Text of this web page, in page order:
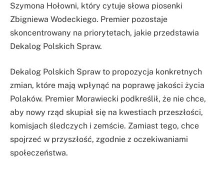
Szymona Hołowni, który cytuje słowa piosenki
Zbigniewa Wodeckiego. Premier pozostaje
skoncentrowany na priorytetach, jakie przedstawia
Dekalog Polskich Spraw.
Dekalog Polskich Spraw to propozycja konkretnych
zmian, które mają wpłynąć na poprawę jakości życia
Polaków. Premier Morawiecki podkreślił, że nie chce,
aby nowy rząd skupiał się na kwestiach przeszłości,
komisjach śledczych i zemście. Zamiast tego, chce
spojrzeć w przyszłość, zgodnie z oczekiwaniami
społeczeństwa.